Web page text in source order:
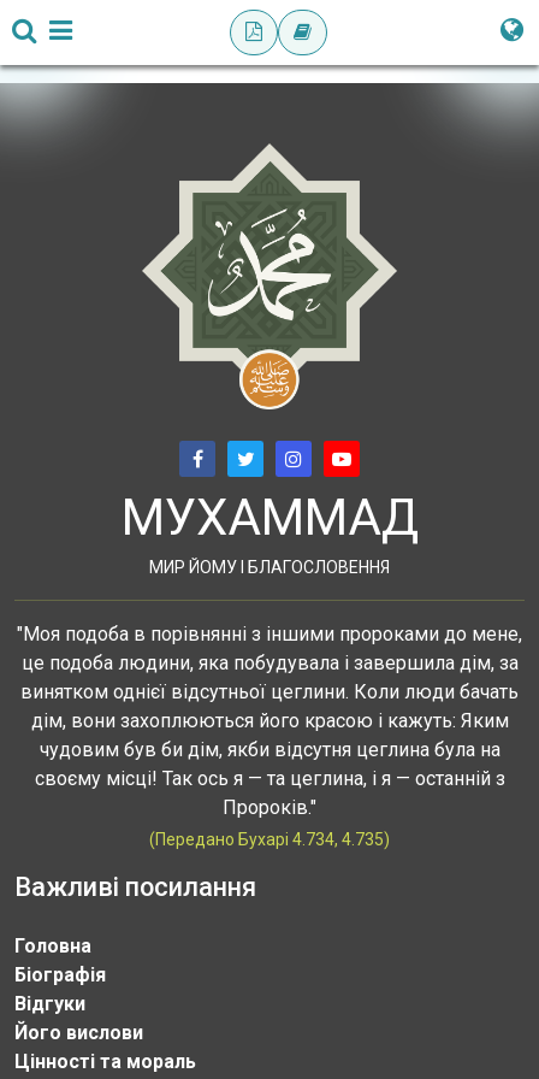
МУХАММАД
МИР ЙОМУ І БЛАГОСЛОВЕННЯ
"Моя подоба в порівнянні з іншими пророками до мене,
це подоба людини, яка побудувала і завершила дім, за
винятком однієї відсутньої цеглини. Коли люди бачать
дім, вони захоплюються його красою і кажуть: Яким
чудовим був би дім, якби відсутня цеглина була на
своєму місці! Так ось я — та цеглина, і я — останній з
Пророків."
(Передано Бухарі 4.734, 4.735)
Важливі посилання
Головна
Біографія
Відгуки
Його вислови
Цінності та мораль